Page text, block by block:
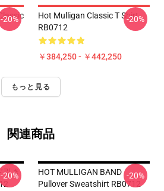
-20%
Hot Mulligan Classic T Shirt
RB0712
￥384,250 - ￥442,250
-20%
もっと見る
関連商品
引き
-20%
HOT MULLIGAN BAND
Pullover Sweatshirt RB0712
-20%